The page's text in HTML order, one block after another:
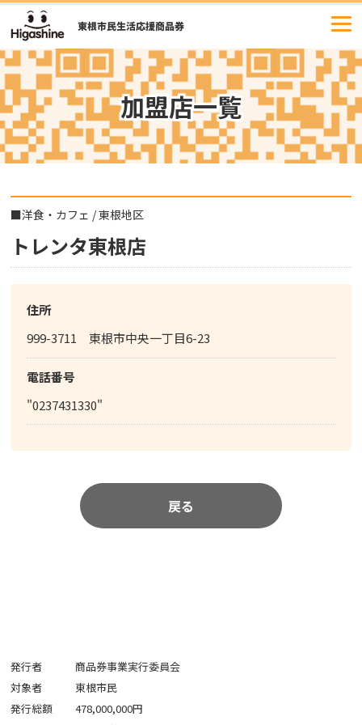
コ
ン
テ
ン
ツ
へ
ス
キ
ッ
加盟店一覧
■洋食・カフェ /東根地区
トレンタ東根店
住所
999-3711 東根市中央一丁目6-23
電話番号
"0237431330"
戻る
発行者
商品券事業実行委員会
対象者
東根市民
発行総額
478,000,000円